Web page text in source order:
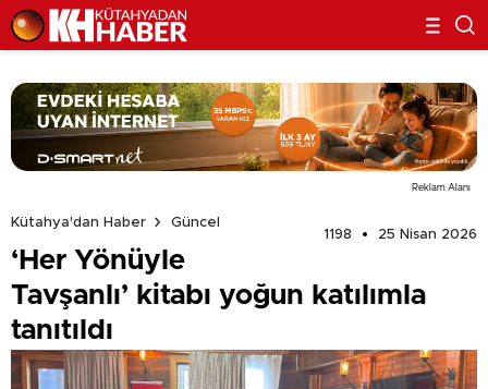
Reklam Alanı
Kütahya'dan Haber
Güncel
1198
25 Nisan 2026
‘Her Yönüyle
Tavşanlı’ kitabı yoğun katılımla
tanıtıldı